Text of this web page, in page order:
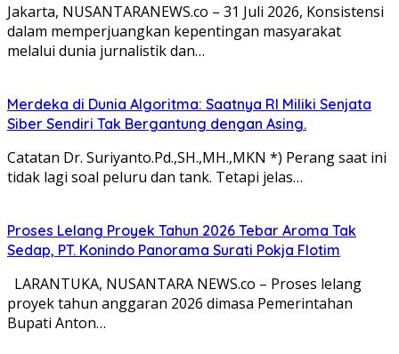
Jakarta, NUSANTARANEWS.co – 31 Juli 2026, Konsistensi
dalam memperjuangkan kepentingan masyarakat
melalui dunia jurnalistik dan…
Merdeka di Dunia Algoritma: Saatnya RI Miliki Senjata
Siber Sendiri Tak Bergantung dengan Asing.
Catatan Dr. Suriyanto.Pd.,SH.,MH.,MKN *) Perang saat ini
tidak lagi soal peluru dan tank. Tetapi jelas…
Proses Lelang Proyek Tahun 2026 Tebar Aroma Tak
Sedap, PT. Konindo Panorama Surati Pokja Flotim
LARANTUKA, NUSANTARA NEWS.co – Proses lelang
proyek tahun anggaran 2026 dimasa Pemerintahan
Bupati Anton…